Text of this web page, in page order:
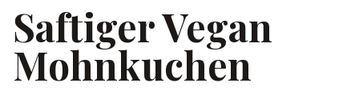
Saftiger Vegan
Mohnkuchen